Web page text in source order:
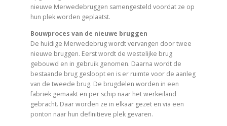
nieuwe Merwedebruggen samengesteld voordat ze op
hun plek worden geplaatst.
Bouwproces van de nieuwe bruggen
De huidige Merwedebrug wordt vervangen door twee
nieuwe bruggen. Eerst wordt de westelijke brug
gebouwd en in gebruik genomen. Daarna wordt de
bestaande brug gesloopt en is er ruimte voor de aanleg
van de tweede brug. De brugdelen worden in een
fabriek gemaakt en per schip naar het werkeiland
gebracht. Daar worden ze in elkaar gezet en via een
ponton naar hun definitieve plek gevaren.